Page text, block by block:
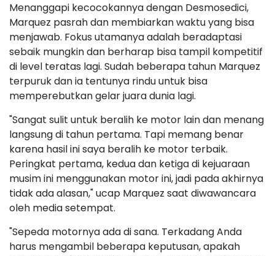
Menanggapi kecocokannya dengan Desmosedici,
Marquez pasrah dan membiarkan waktu yang bisa
menjawab. Fokus utamanya adalah beradaptasi
sebaik mungkin dan berharap bisa tampil kompetitif
di level teratas lagi. Sudah beberapa tahun Marquez
terpuruk dan ia tentunya rindu untuk bisa
memperebutkan gelar juara dunia lagi.
"Sangat sulit untuk beralih ke motor lain dan menang
langsung di tahun pertama. Tapi memang benar
karena hasil ini saya beralih ke motor terbaik.
Peringkat pertama, kedua dan ketiga di kejuaraan
musim ini menggunakan motor ini, jadi pada akhirnya
tidak ada alasan," ucap Marquez saat diwawancara
oleh media setempat.
"Sepeda motornya ada di sana. Terkadang Anda
harus mengambil beberapa keputusan, apakah